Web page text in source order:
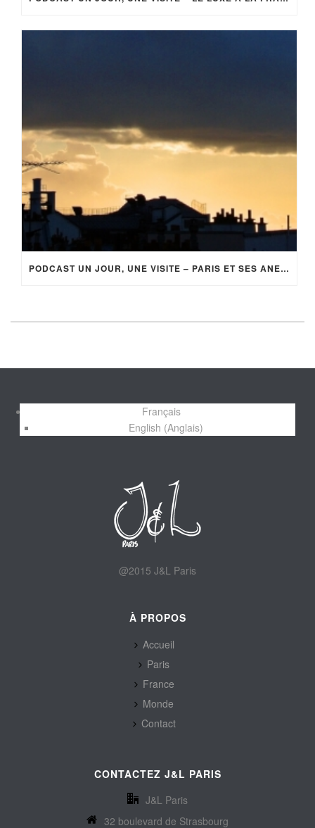
PODCAST UN JOUR, UNE VISITE – PARIS ET SES ANECDOTES (EP 3)
Français
English (Anglais)
@2015 J&L Paris
À PROPOS
Accueil
Paris
France
Monde
Contact
CONTACTEZ J&L PARIS
J&L Paris
32 boulevard de Strasbourg